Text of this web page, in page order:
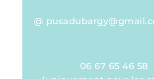
@
06 67 65 46 58